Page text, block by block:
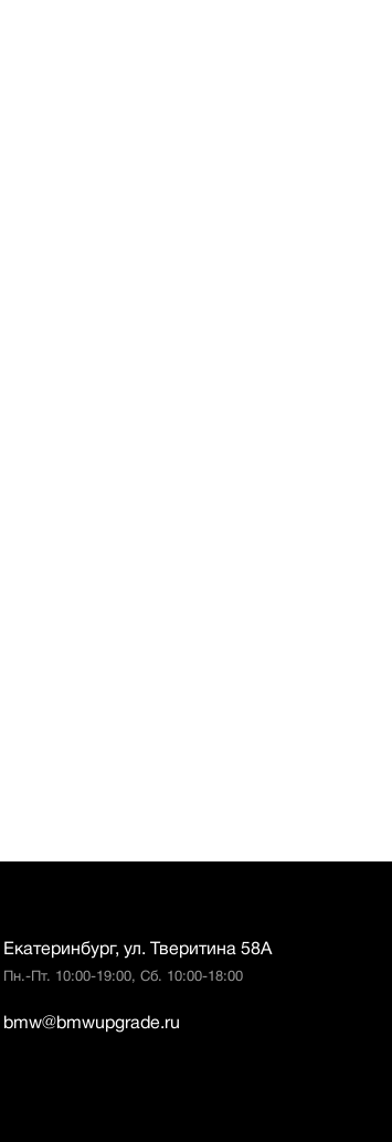
Екатеринбург, ул. Тверитина 58А
Пн.-Пт. 10:00-19:00, Сб. 10:00-18:00
bmw@bmwupgrade.ru